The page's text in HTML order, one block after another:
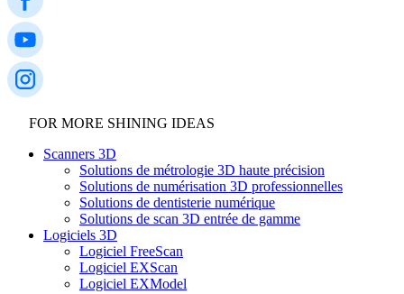
FOR MORE SHINING IDEAS
Scanners 3D
Solutions de métrologie 3D haute précision
Solutions de numérisation 3D professionnelles
Solutions de dentisterie numérique
Solutions de scan 3D entrée de gamme
Logiciels 3D
Logiciel FreeScan
Logiciel EXScan
Logiciel EXModel